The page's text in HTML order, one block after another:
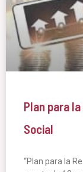
Plan para
Social
“Plan para la